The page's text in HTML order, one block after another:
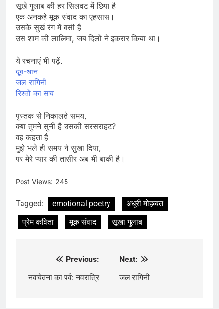
सूखे गुलाब की हर सिलवट में छिपा है
एक अनकहे मूक संवाद का एहसास।
उसके सुर्ख रंग में बसी है
उस शाम की लालिमा, जब दिलों ने इकरार किया था।
ये रचनाएं भी पढ़ें.
दूब-धान
जल रागिनी
रिश्तों का सच
पुस्तक से निकालते समय,
क्या तुमने सुनी है उसकी सरसराहट?
वह कहता है
मुझे भले ही समय ने सुखा दिया,
पर मेरे प्यार की तासीर अब भी बाकी है।
Post Views: 245
Tagged: emotional poetry
अधूरी मोहब्बत
प्रेम कविता
मूक संवाद सूखा गुलाब
navigation
Previous:
नवचेतना का पर्व: नवरात्रि
Next:
जल रागिनी